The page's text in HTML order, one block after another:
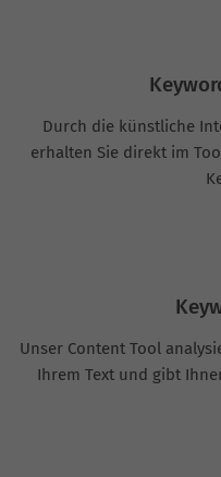
Durch die künstliche
erhalten Sie direkt im
Unser Content Tool
Ihrem Text und gibt